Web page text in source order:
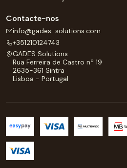
Contacte-nos
info@gades-solutions.com
+351210124743
GADES Solutions
Rua Ferreira de Castro nº 19
2635-361 Sintra
Lisboa - Portugal